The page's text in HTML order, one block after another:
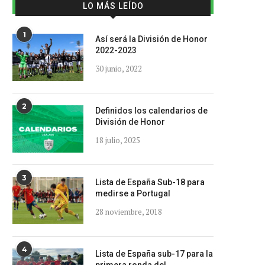
LO MÁS LEÍDO
1
Así será la División de Honor
2022-2023
30 junio, 2022
2
Definidos los calendarios de
División de Honor
18 julio, 2025
3
Lista de España Sub-18 para
medirse a Portugal
28 noviembre, 2018
4
Lista de España sub-17 para la